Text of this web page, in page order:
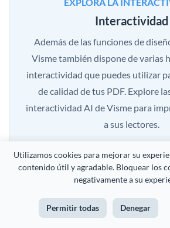
Utilizamos cookies para mejorar su
contenido útil y agradable. Bloquear los
negativamente a su
Permitir todas Denegar
EXPLORA LA
Interactividad
Además de las funciones de
Visme también dispone de varias
interactividad que puedes utilizar
de calidad de tus PDF. Explore
interactividad AI de Visme para
a sus lectores.